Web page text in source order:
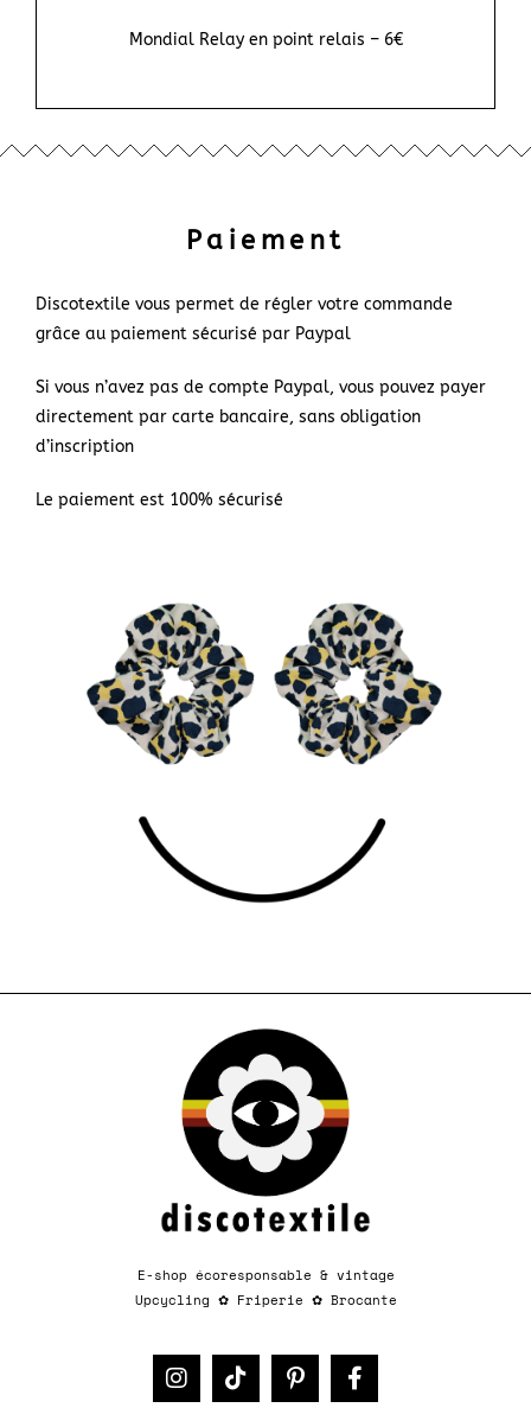
Mondial Relay en point relais – 6€
Paiement
Discotextile vous permet de régler votre commande
grâce au paiement sécurisé par Paypal
Si vous n’avez pas de compte Paypal, vous pouvez payer
directement par carte bancaire, sans obligation
d’inscription
Le paiement est 100% sécurisé
E-shop écoresponsable & vintage
Upcycling ✿Friperie ✿Brocante​​